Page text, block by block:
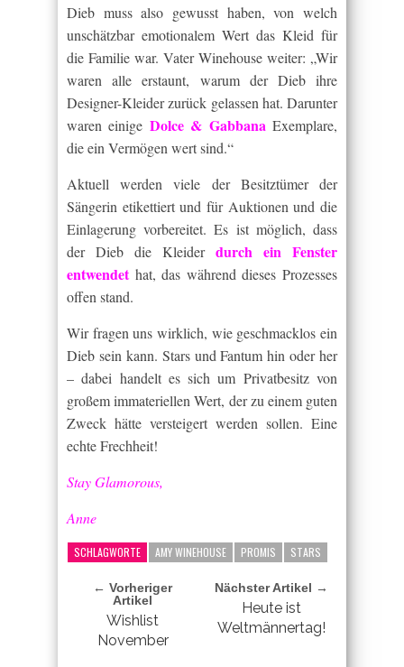
Dieb muss also gewusst haben, von welch
unschätzbar emotionalem Wert das Kleid für
die Familie war. Vater Winehouse weiter: „Wir
waren alle erstaunt, warum der Dieb ihre
Designer-Kleider zurück gelassen hat. Darunter
waren einige Dolce & Gabbana Exemplare,
die ein Vermögen wert sind.“
Aktuell werden viele der Besitztümer der
Sängerin etikettiert und für Auktionen und die
Einlagerung vorbereitet. Es ist möglich, dass
der Dieb die Kleider durch ein Fenster
entwendethat, das während dieses Prozesses
offen stand.
Wir fragen uns wirklich, wie geschmacklos ein
Dieb sein kann. Stars und Fantum hin oder her
– dabei handelt es sich um Privatbesitz von
großem immateriellen Wert, der zu einem guten
Zweck hätte versteigert werden sollen. Eine
echte Frechheit!
Stay Glamorous,
Anne
SCHLAGWORTE AMY WINEHOUSE PROMIS STARS
← Vorheriger
Artikel
Wishlist
November
Nächster Artikel →
Heute ist
Weltmännertag!